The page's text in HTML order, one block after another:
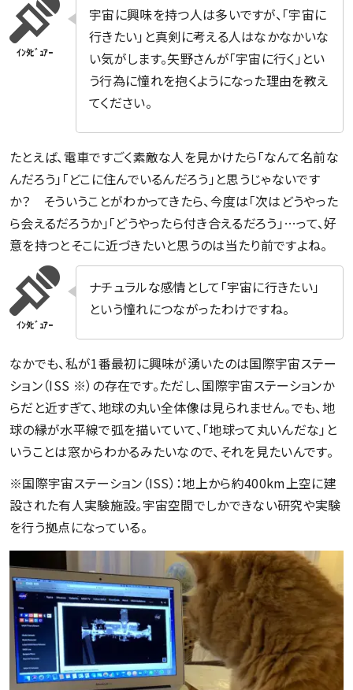
宇宙に興味を持つ人は多いですが、「宇宙に
行きたい」と真剣に考える人はなかなかいな
い気がします。矢野さんが「宇宙に行く」とい
う行為に憧れを抱くようになった理由を教え
てください。
たとえば、電車ですごく素敵な人を見かけたら「なんて名前な
んだろう」「どこに住んでいるんだろう」と思うじゃないです
か？ そういうことがわかってきたら、今度は「次はどうやった
ら会えるだろうか」「どうやったら付き合えるだろう」…って、好
意を持つとそこに近づきたいと思うのは当たり前ですよね。
ナチュラルな感情として「宇宙に行きたい」
という憧れにつながったわけですね。
なかでも、私が1番最初に興味が湧いたのは国際宇宙ステー
ション（ISS ※）の存在です。ただし、国際宇宙ステーションか
らだと近すぎて、地球の丸い全体像は見られません。でも、地
球の縁が水平線で弧を描いていて、「地球って丸いんだな」と
いうことは窓からわかるみたいなので、それを見たいんです。
※国際宇宙ステーション（ISS）：地上から約400km上空に建
設された有人実験施設。宇宙空間でしかできない研究や実験
を行う拠点になっている。